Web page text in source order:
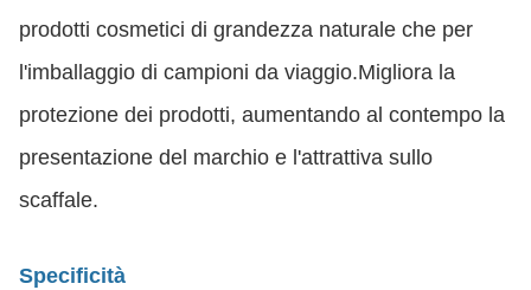
prodotti cosmetici di grandezza naturale che per
l'imballaggio di campioni da viaggio.Migliora la
protezione dei prodotti, aumentando al contempo la
presentazione del marchio e l'attrattiva sullo
scaffale.
Specificità